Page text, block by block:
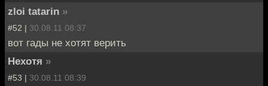
zloi tatarin »
#52 | 30.08.11 08:37
вот гады не хотят верить
Нехотя »
#53 | 30.08.11 08:39